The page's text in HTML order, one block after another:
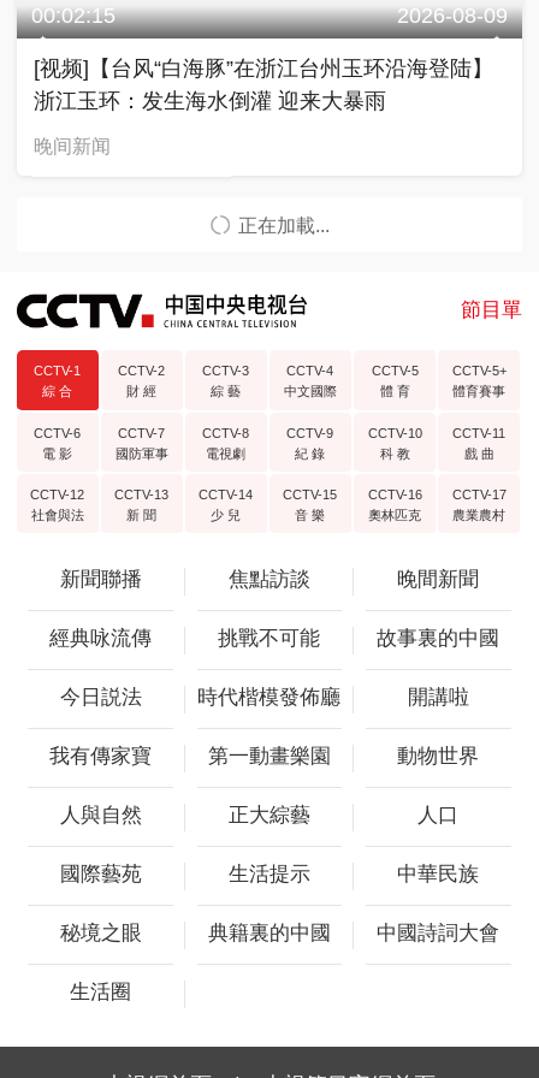
00:02:15 2026-08-09
[视频]【台风“白海豚”在浙江台州玉环沿海登陆】
浙江玉环：发生海水倒灌 迎来大暴雨
晚间新闻
正在加載...
節目單
CCTV-1
綜 合
CCTV-2
財 經
CCTV-3
綜 藝
CCTV-4
中文國際
CCTV-5
體 育
CCTV-5+
體育賽事
CCTV-6
電 影
CCTV-7
國防軍事
CCTV-8
電視劇
CCTV-9
紀 錄
CCTV-10
科 教
CCTV-11
戲 曲
CCTV-12
社會與法
CCTV-13
新 聞
CCTV-14
少 兒
CCTV-15
音 樂
CCTV-16
奧林匹克
CCTV-17
農業農村
新聞聯播 焦點訪談 晚間新聞
經典咏流傳 挑戰不可能 故事裏的中國
今日説法 時代楷模發佈廳 開講啦
我有傳家寶 第一動畫樂園 動物世界
人與自然 正大綜藝 人口
國際藝苑 生活提示 中華民族
秘境之眼 典籍裏的中國 中國詩詞大會
生活圈